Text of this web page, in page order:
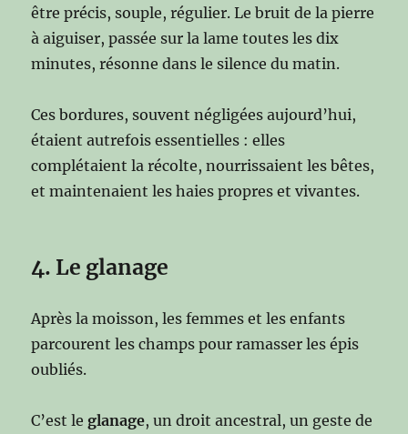
être précis, souple, régulier. Le bruit de la pierre
à aiguiser, passée sur la lame toutes les dix
minutes, résonne dans le silence du matin.
Ces bordures, souvent négligées aujourd’hui,
étaient autrefois essentielles : elles
complétaient la récolte, nourrissaient les bêtes,
et maintenaient les haies propres et vivantes.
4. Le glanage
Après la moisson, les femmes et les enfants
parcourent les champs pour ramasser les épis
oubliés.
C’est leglanage, un droit ancestral, un geste de